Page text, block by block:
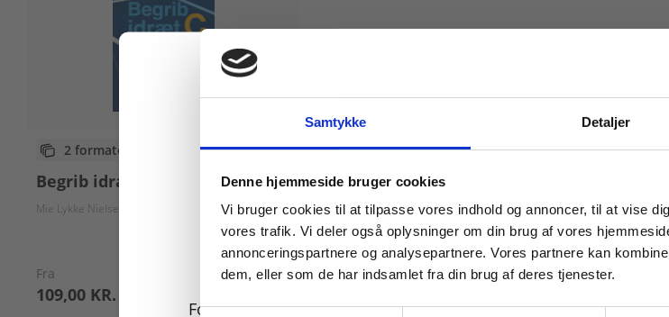
Samtykke Detaljer
Denne hjemmeside bruger cookies
Vi bruger cookies til at tilpasse vores indhold og annoncer, til at vise
vores trafik. Vi deler også oplysninger om din brug af vores
annonceringspartnere og analysepartnere. Vores partnere kan
dem, eller som de har indsamlet fra din brug af deres tjenester.
2 formater
Begrib idræt C
Mie Lykke Nielsen
Fra
109,00 KR.
Køb læremidler og find masterclasses mm.
For privatkunder og
For institutioner og